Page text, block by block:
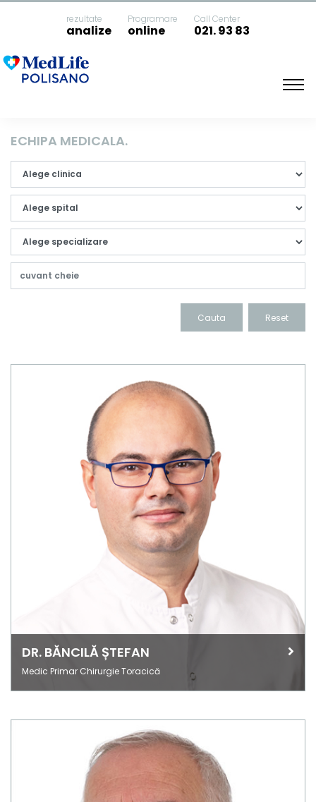
rezultate
analize
Programare
online
Call Center
021. 93 83
ECHIPA MEDICALA.
Reset
Cauta
DR. BĂNCILĂ ȘTEFAN
Medic Primar Chirurgie Toracică